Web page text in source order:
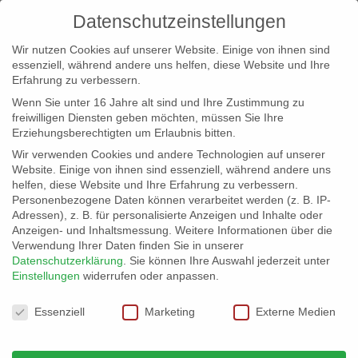
info@erfolgreich-events.de
+4940 46 777 230
Datenschutzeinstellungen
Wir nutzen Cookies auf unserer Website. Einige von ihnen sind
essenziell, während andere uns helfen, diese Website und Ihre
Erfahrung zu verbessern.
Wenn Sie unter 16 Jahre alt sind und Ihre Zustimmung zu
freiwilligen Diensten geben möchten, müssen Sie Ihre
Erziehungsberechtigten um Erlaubnis bitten.
Wir verwenden Cookies und andere Technologien auf unserer
Website. Einige von ihnen sind essenziell, während andere uns
helfen, diese Website und Ihre Erfahrung zu verbessern.
Personenbezogene Daten können verarbeitet werden (z. B. IP-
Adressen), z. B. für personalisierte Anzeigen und Inhalte oder
Anzeigen- und Inhaltsmessung. Weitere Informationen über die
Verwendung Ihrer Daten finden Sie in unserer
Datenschutzerklärung
Sie können Ihre Auswahl jederzeit unter
Einstellungen widerrufen oder anpassen.
Datenschutzeinstellungen
Essenziell Marketing Externe Medien